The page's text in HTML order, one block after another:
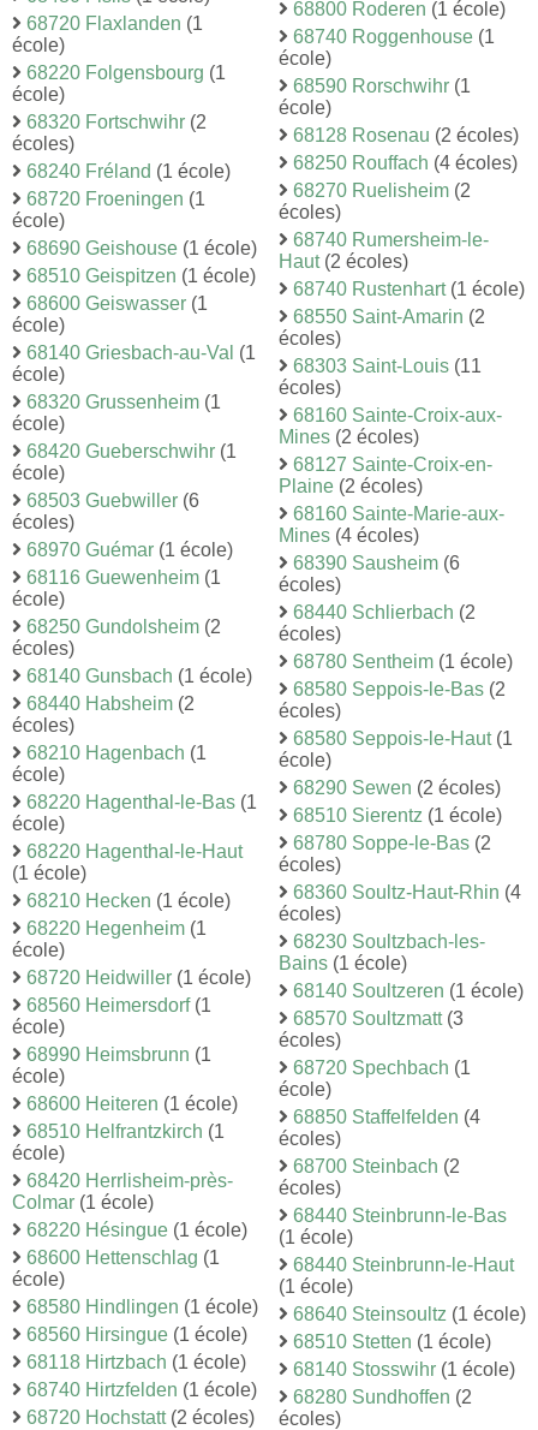
68720 Flaxlanden (1
école)
68220 Folgensbourg (1
école)
68320 Fortschwihr (2
écoles)
68240 Fréland (1 école)
68720 Froeningen (1
école)
68690 Geishouse (1 école)
68510 Geispitzen (1 école)
68600 Geiswasser (1
école)
68140 Griesbach-au-Val (1
école)
68320 Grussenheim (1
école)
68420 Gueberschwihr (1
école)
68503 Guebwiller (6
écoles)
68970 Guémar (1 école)
68116 Guewenheim (1
école)
68250 Gundolsheim (2
écoles)
68140 Gunsbach (1 école)
68440 Habsheim (2
écoles)
68210 Hagenbach (1
école)
68220 Hagenthal-le-Bas (1
école)
68220 Hagenthal-le-Haut
(1 école)
68210 Hecken (1 école)
68220 Hegenheim (1
école)
68720 Heidwiller (1 école)
68560 Heimersdorf(1
école)
68990 Heimsbrunn (1
école)
68600 Heiteren (1 école)
68510 Helfrantzkirch (1
école)
68420 Herrlisheim-près-
Colmar (1 école)
68220 Hésingue (1 école)
68600 Hettenschlag (1
école)
68580 Hindlingen (1 école)
68560 Hirsingue (1 école)
68118 Hirtzbach (1 école)
68740 Hirtzfelden (1 école)
68720 Hochstatt(2 écoles)
68800 Roderen (1 école)
68740 Roggenhouse (1
école)
68590 Rorschwihr (1
école)
68128 Rosenau (2 écoles)
68250 Rouffach (4 écoles)
68270 Ruelisheim (2
écoles)
68740 Rumersheim-le-
Haut(2 écoles)
68740 Rustenhart(1 école)
68550 Saint-Amarin (2
écoles)
68303 Saint-Louis (11
écoles)
68160 Sainte-Croix-aux-
Mines (2 écoles)
68127 Sainte-Croix-en-
Plaine (2 écoles)
68160 Sainte-Marie-aux-
Mines (4 écoles)
68390 Sausheim (6
écoles)
68440 Schlierbach (2
écoles)
68780 Sentheim (1 école)
68580 Seppois-le-Bas (2
écoles)
68580 Seppois-le-Haut(1
école)
68290 Sewen (2 écoles)
68510 Sierentz (1 école)
68780 Soppe-le-Bas (2
écoles)
68360 Soultz-Haut-Rhin (4
écoles)
68230 Soultzbach-les-
Bains (1 école)
68140 Soultzeren (1 école)
68570 Soultzmatt(3
écoles)
68720 Spechbach (1
école)
68850 Staffelfelden (4
écoles)
68700 Steinbach (2
écoles)
68440 Steinbrunn-le-Bas
(1 école)
68440 Steinbrunn-le-Haut
(1 école)
68640 Steinsoultz (1 école)
68510 Stetten (1 école)
68140 Stosswihr (1 école)
68280 Sundhoffen (2
écoles)